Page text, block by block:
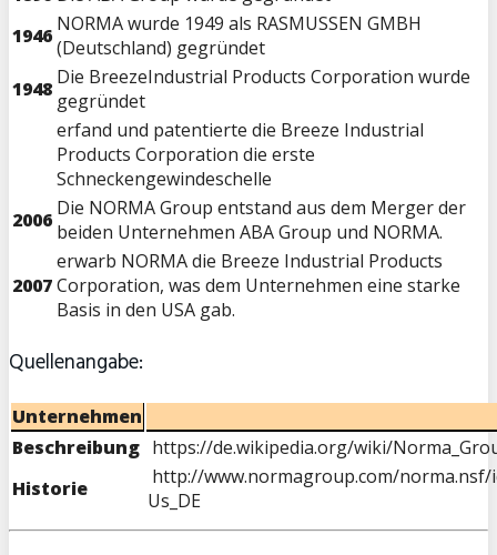
1946 NORMA wurde 1949 als RASMUSSEN GMBH
(Deutschland) gegründet
1948 Die BreezeIndustrial Products Corporation wurde
gegründet
erfand und patentierte die Breeze Industrial
Products Corporation die erste
Schneckengewindeschelle
2006 Die NORMA Group entstand aus dem Merger der
beiden Unternehmen ABA Group und NORMA.
2007
erwarb NORMA die Breeze Industrial Products
Corporation, was dem Unternehmen eine starke
Basis in den USA gab.
Quellenangabe:
Unternehmen
Beschreibung https://de.wikipedia.org/wiki/
Historie
http://www.normagroup.com/
Us_DE